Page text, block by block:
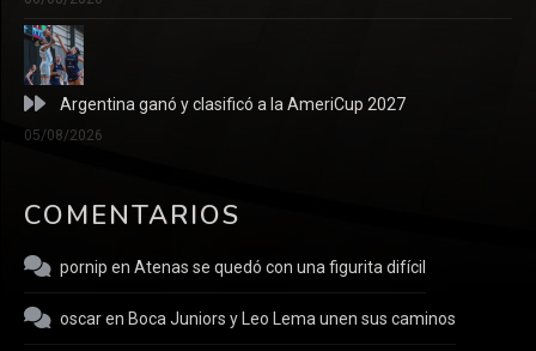
Argentina ganó y clasificó a la AmeriCup 2027
05/08/2026
COMENTARIOS
pornip en Atenas se quedó con una figurita difícil
oscaren Boca Juniors y Leo Lema unen sus caminos